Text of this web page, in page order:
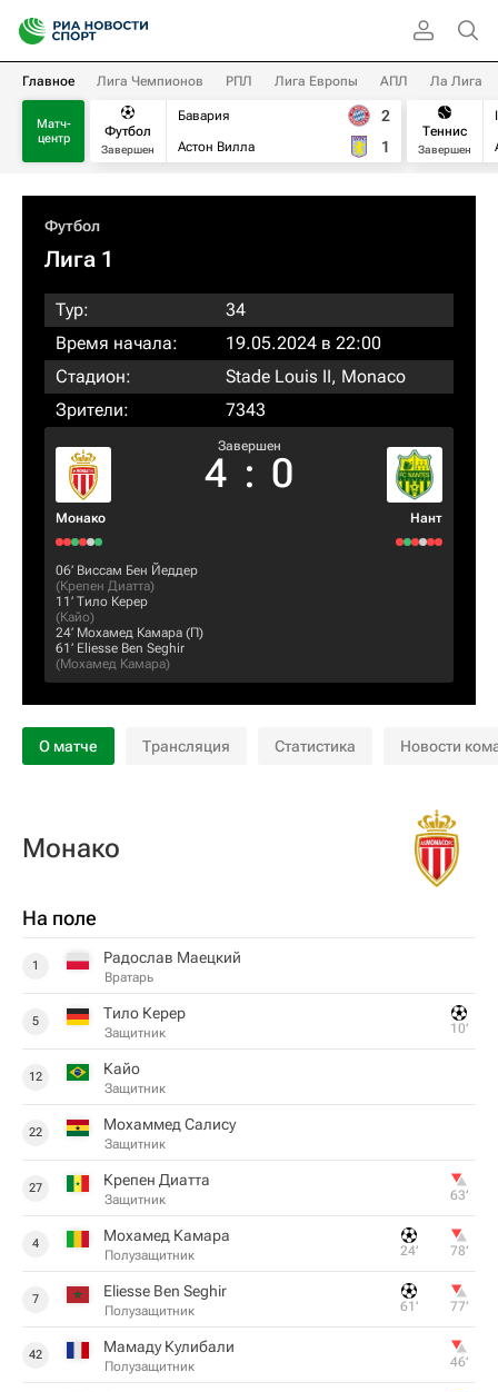
Главное Лига Чемпионов РПЛ Лига Европы АПЛ Ла Лига
Матч-
центр
Футбол
Завершен
Бавария
Астон Вилла
2
1
Теннис
Завершен
Футбол
Лига 1
Тур:
34
Время начала:
19.05.2024 в 22:00
Стадион:
Stade Louis II, Monaco
Зрители:
7343
Монако
Завершен
4 : 0
Нант
06‎’‎ Виссам Бен Йеддер
(Крепен Диатта)
11‎’‎ Тило Керер
(Кайо)
24‎’‎ Мохамед Камара (П)
61‎’‎ Eliesse Ben Seghir
(Мохамед Камара)
О матче Трансляция Статистика Новости
Монако
На поле
1 Радослав Маецкий
Вратарь
5 Тило Керер
Защитник 10‎’‎
12 Кайо
Защитник
22 Мохаммед Салису
Защитник
27 Крепен Диатта
Защитник 63‎’‎
4 Мохамед Камара
Полузащитник 24‎’‎ 78‎’‎
7 Eliesse Ben Seghir
Полузащитник 61‎’‎ 77‎’‎
42 Мамаду Кулибали
Полузащитник 46‎’‎